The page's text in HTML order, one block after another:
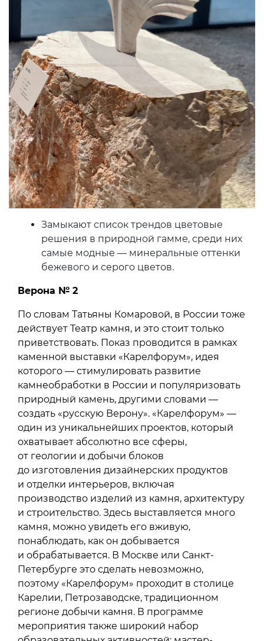
Замыкают список трендов цветовые
решения в природной гамме, среди них
самые модные — минеральные оттенки
бежевого и серого цветов.
Верона № 2
По словам Татьяны Комаровой, в России тоже
действует Театр камня, и это стоит только
приветствовать. Показ проводится в рамках
каменной выставки «Карелфорум», идея
которого — стимулировать развитие
камнеобработки в России и популяризовать
природный камень, другими словами —
создать «русскую Верону». «Карелфорум» —
один из уникальнейших проектов, который
охватывает абсолютно все сферы,
от геологии и добычи блоков
до изготовления дизайнерских продуктов
и отделки интерьеров, включая
производство изделий из камня, архитектуру
и строительство. Здесь выставляется много
камня, можно увидеть его вживую,
понаблюдать, как он добывается
и обрабатывается. В Москве или Санкт-
Петербурге это сделать невозможно,
поэтому «Карелфорум» проходит в столице
Карелии, Петрозаводске, традиционном
регионе добычи камня. В программе
мероприятия также широкий набор